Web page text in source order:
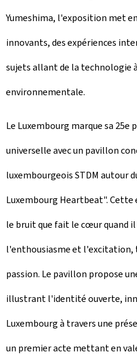
Yumeshima, l'exposition met
innovants, des expériences
sujets allant de la technologie
environnementale.
Le Luxembourg marque sa
universelle avec un pavillon
luxembourgeois STDM autour
Luxembourg Heartbeat". Cette
le bruit que fait le cœur quand
l'enthousiasme et l'excitation,
passion. Le pavillon propose
illustrant l'identité ouverte,
Luxembourg à travers une
un premier acte mettant en